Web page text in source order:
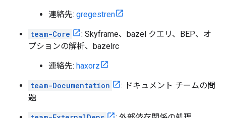
連絡先: gregestren
team-Core
: Skyframe、bazel クエリ、BEP、オ
プションの解析、bazelrc
連絡先: haxorz
team-Documentation
: ドキュメント チームの問
題